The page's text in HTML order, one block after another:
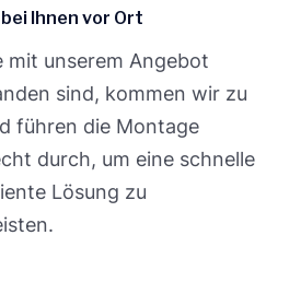
Ihnen vor Ort
mit unserem Angebot
sind, kommen wir zu
führen die Montage
durch, um eine schnelle
Lösung zu